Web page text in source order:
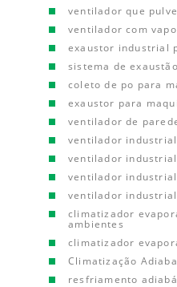
ventilador que
ventilador com
exaustor industrial
sistema de
coleto de po para
exaustor para
ventilador de
ventilador
ventilador
ventilador
ventilador
climatizador
ambientes
climatizador
Climatização
resfriamento